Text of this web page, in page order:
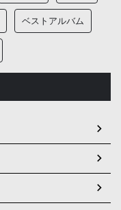
ベストアルバム